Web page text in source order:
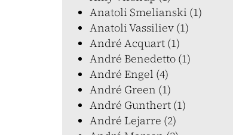
Anatoli Smelianski (1)
Anatoli Vassiliev (1)
André Acquart (1)
André Benedetto (1)
André Engel (4)
André Green (1)
André Gunthert (1)
André Lejarre (2)